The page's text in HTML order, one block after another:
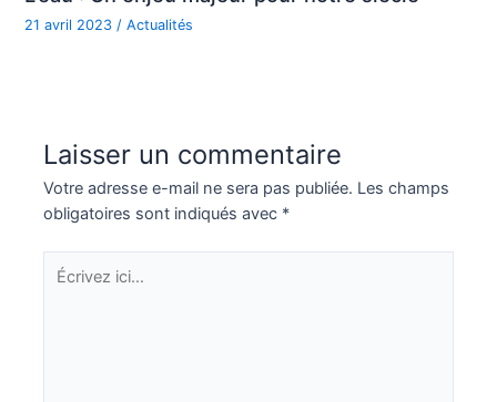
21 avril 2023 /Actualités
Laisser un commentaire
Votre adresse e-mail ne sera pas publiée. Les champs
obligatoires sont indiqués avec *
Écrivez
ici…